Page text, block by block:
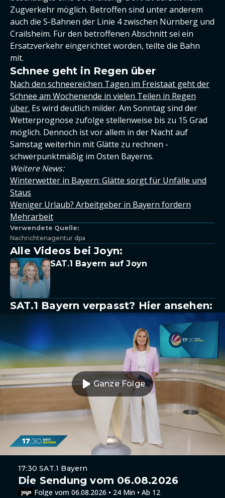
Zugverkehr möglich. Betroffen sind unter anderem
auch die S-Bahnen der Linie 4 zwischen Nürnberg und
Crailsheim. Für den betroffenen Abschnitt sei ein
Ersatzverkehr eingerichtet worden, teilte die Bahn
mit.
Schnee geht in Regen über
Nach den schneereichen Tagen im Freistaat geht der
Schnee am Wochenende in vielen Teilen in Regen
über. Es wird deutlich milder. Am Sonntag sind der
Wetterprognose zufolge stellenweise bis zu 15 Grad
möglich. Dennoch ist vor allem in der Nacht auf
Samstag weiterhin mit Glätte zu rechnen -
schwerpunktmäßig im Osten Bayerns.
Weitere News:
Winterwetter in Bayern: Glätte sorgt für Unfälle und
Staus
Weniger Urlaub? Arbeitgeber in Bayern fordern
Mehrarbeit
Verwendete Quelle:
Nachrichtenagentur dpa
Alle Videos bei Joyn:
SAT.1 Bayern auf Joyn
SAT.1 Bayern verpasst? Hier ansehen:
Ganze Folge
17:30 SAT.1 Bayern
Die Sendung vom 06.08.2026
Folge vom 06.08.2026 • 24 Min • Ab 12